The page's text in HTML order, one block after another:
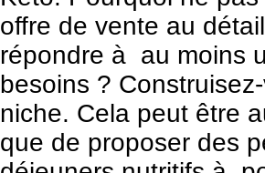
offre de vente au
répondre à au moins
besoins ?
niche. Cela peut être
que de proposer des